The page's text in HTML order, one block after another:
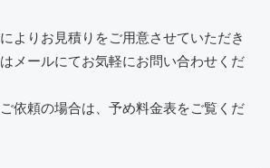
よりお見積りをご用意させていただき
メールにてお気軽にお問い合わせくだ
依頼の場合は、予め料金表をご覧くだ